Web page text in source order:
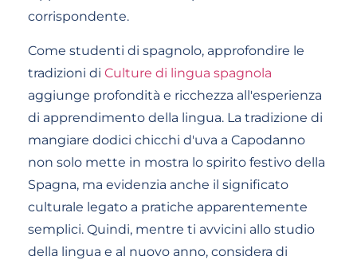
corrispondente.
Come studenti di spagnolo, approfondire le
tradizioni di Culture di lingua spagnola
aggiunge profondità e ricchezza all'esperienza
di apprendimento della lingua. La tradizione di
mangiare dodici chicchi d'uva a Capodanno
non solo mette in mostra lo spirito festivo della
Spagna, ma evidenzia anche il significato
culturale legato a pratiche apparentemente
semplici. Quindi, mentre ti avvicini allo studio
della lingua e al nuovo anno, considera di